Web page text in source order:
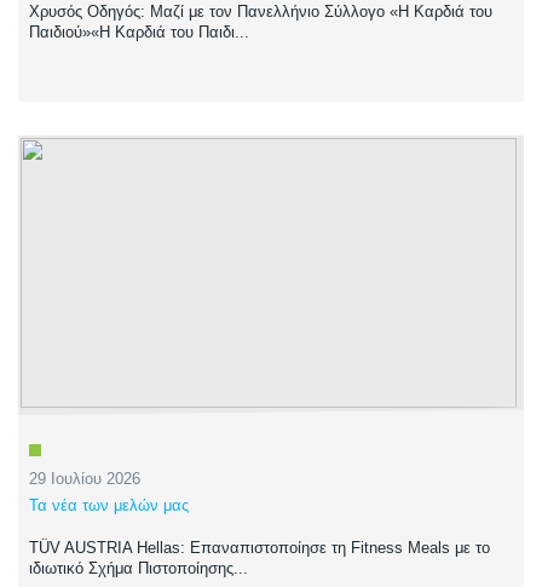
Χρυσός Οδηγός: Μαζί με τον Πανελλήνιο Σύλλογο «Η Καρδιά του
Παιδιού»«Η Καρδιά του Παιδι...
29 Ιουλίου 2026
Τα νέα των μελών μας
TÜV AUSTRIA Hellas: Επαναπιστοποίησε τη Fitness Meals με το
ιδιωτικό Σχήμα Πιστοποίησης...